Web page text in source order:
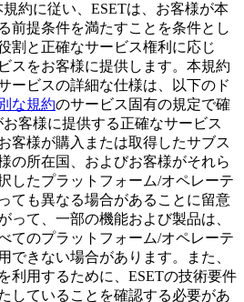
規約に従い、ESETは、お客様が本
前提条件を満たすことを条件とし
割と正確なサービス権利に応じ
スをお客様に提供します。本規約
ービスの詳細な仕様は、以下のド
な規約のサービス固有の規定で確
客様に提供する正確なサービス
客様が購入または取得したサブス
の所在国、およびお客様がそれら
したプラットフォーム/オペレーテ
ても異なる場合があることに留意
って、一部の機能および製品は、
てのプラットフォーム/オペレーテ
できない場合があります。また、
利用するために、ESETの技術要件
していることを確認する必要があ